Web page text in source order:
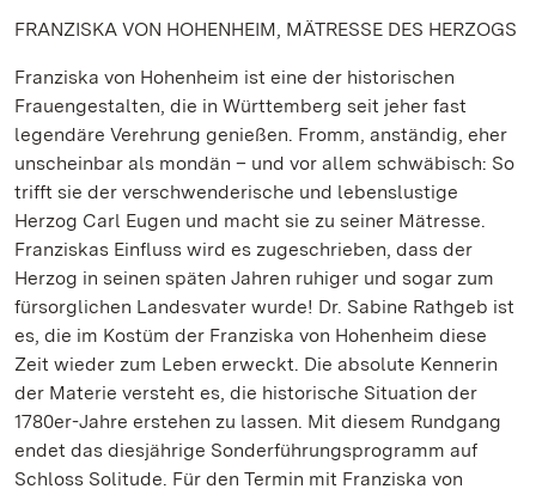
FRANZISKA VON HOHENHEIM, MÄTRESSE DES HERZOGS
Franziska von Hohenheim ist eine der historischen
Frauengestalten, die in Württemberg seit jeher fast
legendäre Verehrung genießen. Fromm, anständig, eher
unscheinbar als mondän – und vor allem schwäbisch: So
trifft sie der verschwenderische und lebenslustige
Herzog Carl Eugen und macht sie zu seiner Mätresse.
Franziskas Einfluss wird es zugeschrieben, dass der
Herzog in seinen späten Jahren ruhiger und sogar zum
fürsorglichen Landesvater wurde! Dr. Sabine Rathgeb ist
es, die im Kostüm der Franziska von Hohenheim diese
Zeit wieder zum Leben erweckt. Die absolute Kennerin
der Materie versteht es, die historische Situation der
1780er-Jahre erstehen zu lassen. Mit diesem Rundgang
endet das diesjährige Sonderführungsprogramm auf
Schloss Solitude. Für den Termin mit Franziska von